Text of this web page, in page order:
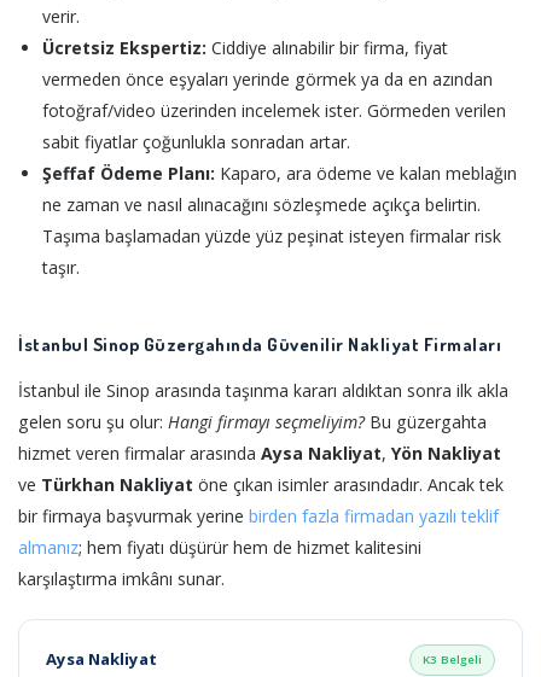
verir.
Ücretsiz Ekspertiz: Ciddiye alınabilir bir firma, fiyat
vermeden önce eşyaları yerinde görmek ya da en azından
fotoğraf/video üzerinden incelemek ister. Görmeden verilen
sabit fiyatlar çoğunlukla sonradan artar.
Şeffaf Ödeme Planı: Kaparo, ara ödeme ve kalan meblağın
ne zaman ve nasıl alınacağını sözleşmede açıkça belirtin.
Taşıma başlamadan yüzde yüz peşinat isteyen firmalar risk
taşır.
İstanbul Sinop Güzergahında Güvenilir Nakliyat Firmaları
İstanbul ile Sinop arasında taşınma kararı aldıktan sonra ilk akla
gelen soru şu olur: Hangi firmayı seçmeliyim?Bu güzergahta
hizmet veren firmalar arasında Aysa Nakliyat, Yön Nakliyat
ve Türkhan Nakliyat öne çıkan isimler arasındadır. Ancak tek
bir firmaya başvurmak yerine birden fazla firmadan yazılı teklif
almanız; hem fiyatı düşürür hem de hizmet kalitesini
karşılaştırma imkânı sunar.
Aysa Nakliyat K3 Belgeli